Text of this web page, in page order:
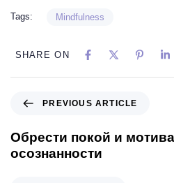
Tags: Mindfulness
SHARE ON
PREVIOUS ARTICLE
Обрести покой и
осознанности